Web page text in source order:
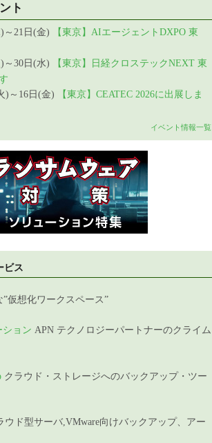
ト
～21日(金)
【東京】AIエージェントDXPO 東
～30日(水)
【東京】日経クロステックNEXT 東
)～16日(金)
【東京】CEATEC 2026に出展しま
イベント情報一覧
ビス
”仮想化ワークスペース”
ション APN テクノロジーパートナーのクライム
クラウド・ストレージへのバックアップ・ツー
ウド型サーバ,VMware向けバックアップ、アー